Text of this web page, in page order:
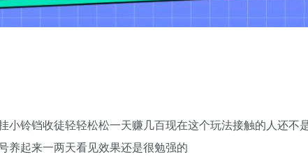
小铃铛收徒轻轻松松一天赚几百现在这个玩法接触的人还不
养起来一两天看见效果还是很勉强的